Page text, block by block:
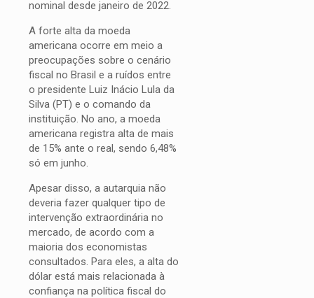
nominal desde janeiro de 2022.
A forte alta da moeda
americana ocorre em meio a
preocupações sobre o cenário
fiscal no Brasil e a ruídos entre
o presidente Luiz Inácio Lula da
Silva (PT) e o comando da
instituição. No ano, a moeda
americana registra alta de mais
de 15% ante o real, sendo 6,48%
só em junho.
Apesar disso, a autarquia não
deveria fazer qualquer tipo de
intervenção extraordinária no
mercado, de acordo com a
maioria dos economistas
consultados. Para eles, a alta do
dólar está mais relacionada à
confiança na política fiscal do